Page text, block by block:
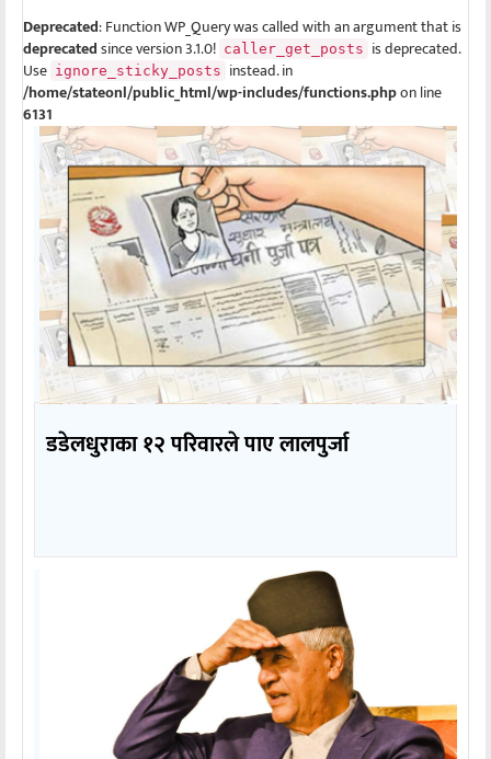
Deprecated: Function WP_Query was called with an argument that is
deprecatedsince version 3.1.0! caller_get_posts is deprecated.
Use ignore_sticky_posts instead. in
/home/stateonl/public_html/wp-includes/functions.phpon line
6131
डडेलधुराका १२ परिवारले पाए लालपुर्जा